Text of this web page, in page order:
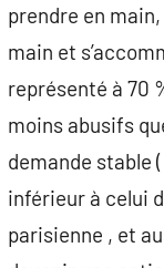
prendre en
main et
représenté à 70
moins abusifs
demande stable
inférieur à celui
parisienne , et